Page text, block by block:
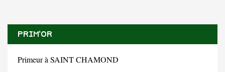
PRIM'OR
Primeur à SAINT CHAMOND